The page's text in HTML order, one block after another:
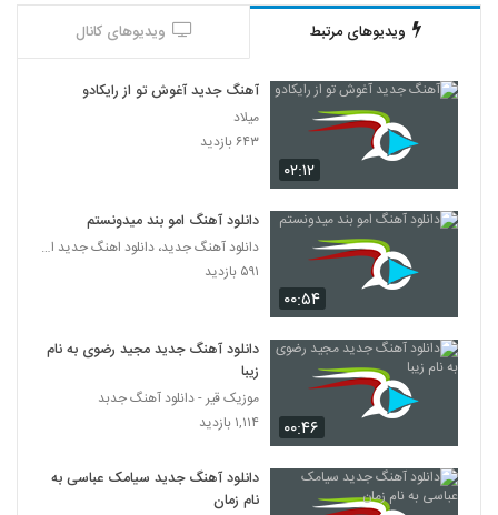
340
آهنگ ابراهیم جوادی بنام آی عشقیم
۸۸۳ بازدید
Behnam Barzgar Bargard
343
دانلود آهنگ جدید و زیبای میثاق راد با نام یار
۸۳۵ بازدید
دانلود آهنگ علی کرمانشاهی دلبری
۵۱۵ بازدید
موزیک زیبای عصر دی ماهی از بابک ارجمند
ویدیوهای مرتبط ویدیوهای کانال
۰۲:۱۲
آهنگ جدید آغوش تو از رایکادو
میلاد
۶۴۳ بازدید
۰۰:۵۴
دانلود آهنگ امو بند میدونستم
دانلود آهنگ جدید، دانلود اهنگ جدید ایرانی
۵۹۱ بازدید
۰۰:۴۶
دانلود آهنگ جدید مجید رضوی به نام
زیبا
موزیک قیر - دانلود آهنگ جدبد
۱,۱۱۴ بازدید
دانلود آهنگ جدید سیامک عباسی به
نام زمان